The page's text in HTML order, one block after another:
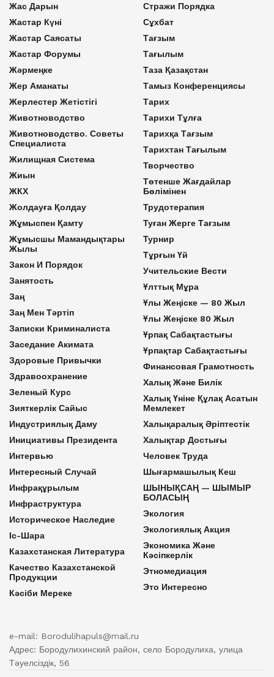
Жас Дарын
Жастар Күні
Жастар Саясаты
Жастар Форумы
Жәрмеңке
Жер Аманаты
Жерлестер Жетістігі
Животноводство
Животноводство. Советы
Специалиста
Жилищная Система
Жиын
ЖКХ
Жолдауға Қолдау
Жұмыспен Қамту
Жұмысшы Мамандықтары
Жылы
Закон И Порядок
Занятость
Заң
Заң Мен Тәртіп
Записки Криминалиста
Заседание Акимата
Здоровые Привычки
Здравоохранение
Зеленый Курс
Зияткерлік Сайыс
Индустриялық Даму
Инициативы Президента
Интервью
Интересный Случай
Инфрақұрылым
Инфраструктура
Историческое Наследие
Іс-Шара
Казахстанская Литература
Качество Казахстанской
Продукции
Кәсіби Мереке
Стражи Порядка
Сұхбат
Тағзым
Тағылым
Таза Қазақстан
Тамыз Конференциясы
Тарих
Тарихи Тұлға
Тарихқа Тағзым
Тарихтан Тағылым
Творчество
Төтенше Жағдайлар
Бөлімінен
Трудотерапия
Туған Жерге Тағзым
Турнир
Тұрғын Үй
Учительские Вести
Ұлттық Мұра
Ұлы Жеңіске — 80 Жыл
Ұлы Жеңіске 80 Жыл
Ұрпақ Сабақтастығы
Ұрпақтар Сабақтастығы
Финансовая Грамотность
Халық Және Билік
Халық Үніне Құлақ Асатын
Мемлекет
Халықаралық Әріптестік
Халықтар Достығы
Человек Труда
Шығармашылық Кеш
ШЫНЫҚСАҢ — ШЫМЫР
БОЛАСЫҢ
Экология
Экологиялық Акция
Экономика Және
Кәсіпкерлік
Этномедиация
Это Интересно
e-mail: Borodulihapuls@mail.ru
Адрес: Бородулихинский район, село Бородулиха, улица
Тәуелсіздік, 56